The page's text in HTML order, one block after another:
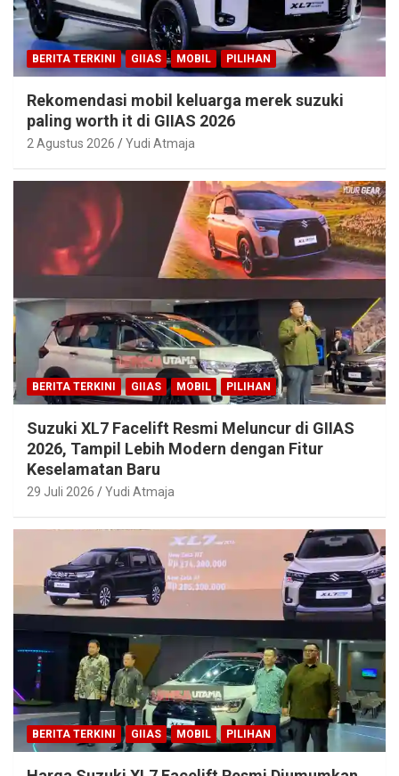
BERITA TERKINI GIIAS MOBIL PILIHAN
Rekomendasi mobil keluarga merek suzuki
paling worth it di GIIAS 2026
2 Agustus 2026 Yudi Atmaja
BERITA TERKINI GIIAS MOBIL PILIHAN
Suzuki XL7 Facelift Resmi Meluncur di GIIAS
2026, Tampil Lebih Modern dengan Fitur
Keselamatan Baru
29 Juli 2026 Yudi Atmaja
BERITA TERKINI GIIAS MOBIL PILIHAN